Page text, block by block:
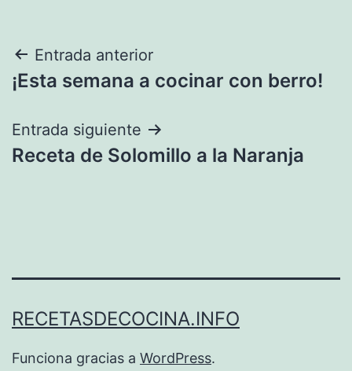
Navegación
de
entradas
Entrada anterior
¡Esta semana a cocinar con berro!
Entrada siguiente
Receta de Solomillo a la Naranja
RECETASDECOCINA.INFO
Funciona gracias a WordPress.